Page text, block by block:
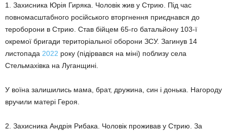
1. Захисника Юрія Гиряка. Чоловік жив у Стрию. Під час
повномасштабного російського вторгнення приєднався до
тероборони в Стрию. Став бійцем 65-го батальйону 103-ї
окремої бригади територіальної оборони ЗСУ. Загинув 14
листопада 2022 року (підірвався на міні) поблизу села
Стельмахівка на Луганщині.
У воїна залишились мама, брат, дружина, син і донька. Нагороду
вручили матері Героя.
2. Захисника Андрія Рибака. Чоловік проживав у Стрию. За